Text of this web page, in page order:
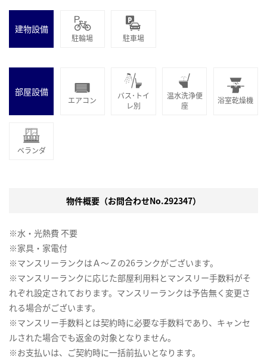
建物設備
駐輪場 駐車場
部屋設備
エアコン
バス･トイ
レ別
温水洗浄便
座
浴室乾燥機
ベランダ
物件概要（お問合わせNo.292347）
※水・光熱費 不要
※家具・家電付
※マンスリーランクはＡ～Ｚの26ランクがございます。
※マンスリーランクに応じた部屋利用料とマンスリー手数料がそ
れぞれ設定されております。マンスリーランクは予告無く変更さ
れる場合がございます。
※マンスリー手数料とは契約時に必要な手数料であり、キャンセ
ルされた場合でも返金の対象となりません。
※お支払いは、ご契約時に一括前払いとなります。